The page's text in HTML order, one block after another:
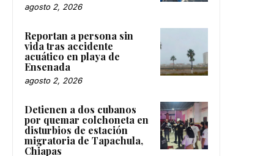
agosto 2, 2026
Reportan a persona sin
vida tras accidente
acuático en playa de
Ensenada
agosto 2, 2026
Detienen a dos cubanos
por quemar colchoneta en
disturbios de estación
migratoria de Tapachula,
Chiapas